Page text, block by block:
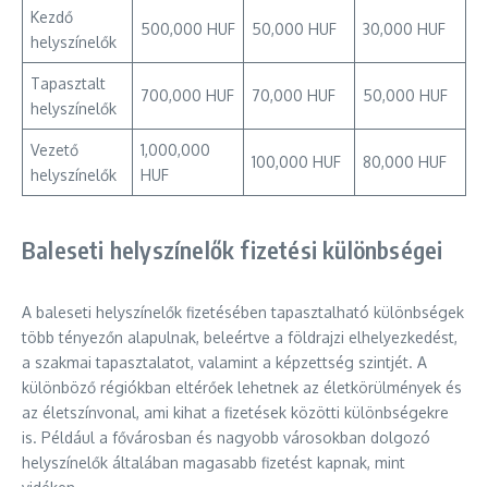
Kezdő
helyszínelők
500,000 HUF 50,000 HUF 30,000 HUF
Tapasztalt
helyszínelők
700,000 HUF 70,000 HUF 50,000 HUF
Vezető
helyszínelők
1,000,000
HUF
100,000 HUF 80,000 HUF
Baleseti helyszínelők fizetési különbségei
A baleseti helyszínelők fizetésében tapasztalható különbségek
több tényezőn alapulnak, beleértve a földrajzi elhelyezkedést,
a szakmai tapasztalatot, valamint a képzettség szintjét. A
különböző régiókban eltérőek lehetnek az életkörülmények és
az életszínvonal, ami kihat a fizetések közötti különbségekre
is. Például a fővárosban és nagyobb városokban dolgozó
helyszínelők általában magasabb fizetést kapnak, mint